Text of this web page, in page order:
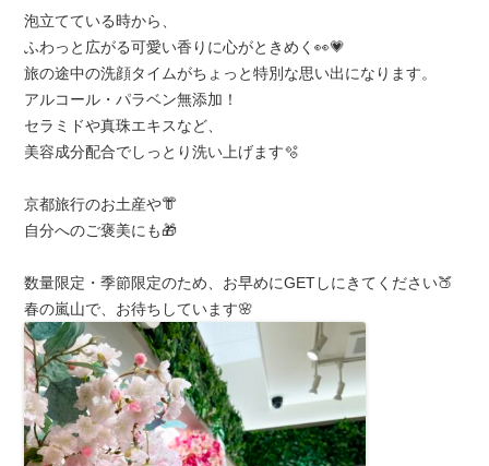
泡立てている時から、
ふわっと広がる可愛い香りに心がときめく👀💗
旅の途中の洗顔タイムがちょっと特別な思い出になります。
アルコール・パラベン無添加！
セラミドや真珠エキスなど、
美容成分配合でしっとり洗い上げます🫧
京都旅行のお土産や👘
自分へのご褒美にも🎁
数量限定・季節限定のため、お早めにGETしにきてください🍑
春の嵐山で、お待ちしています🌸